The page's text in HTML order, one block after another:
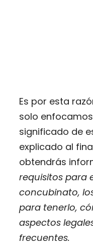
Es por esta
solo
significado de
explicado al
obtendrás
requisitos para
concubinato,
para tenerlo,
aspectos
frecuentes.